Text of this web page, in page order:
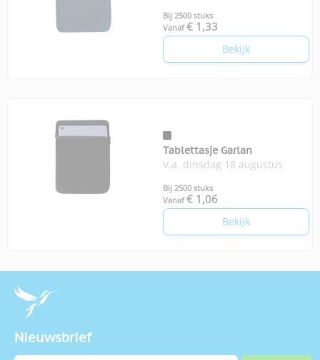
Bij 2500 stuks
Vanaf € 1,33
Bekijk
Tablettasje Garlan
V.a. dinsdag 18 augustus
Bij 2500 stuks
Vanaf € 1,06
Bekijk
Nieuwsbrief